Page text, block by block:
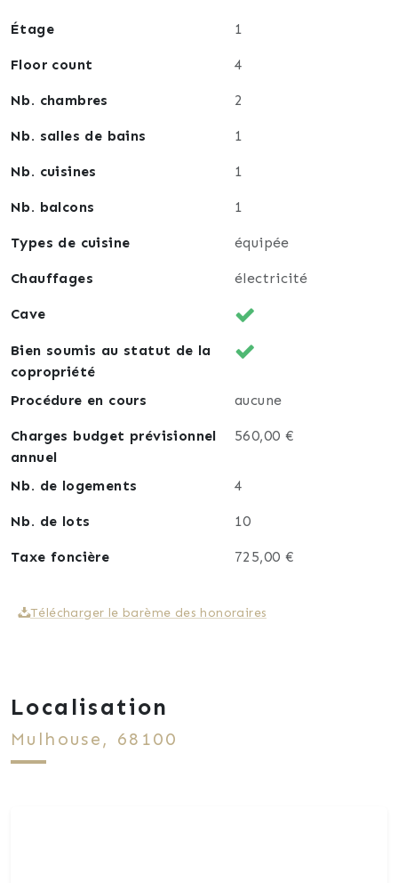
Étage 1
Floor count 4
Nb. chambres 2
Nb. salles de bains 1
Nb. cuisines 1
Nb. balcons 1
Types de cuisine équipée
Chauffages électricité
Cave
Bien soumis au statut de la
copropriété
Procédure en cours
aucune
Charges budget prévisionnel
annuel
560,00 €
Nb. de logements 4
Nb. de lots 10
Taxe foncière 725,00 €
Télécharger le barème des honoraires
Localisation
Mulhouse, 68100